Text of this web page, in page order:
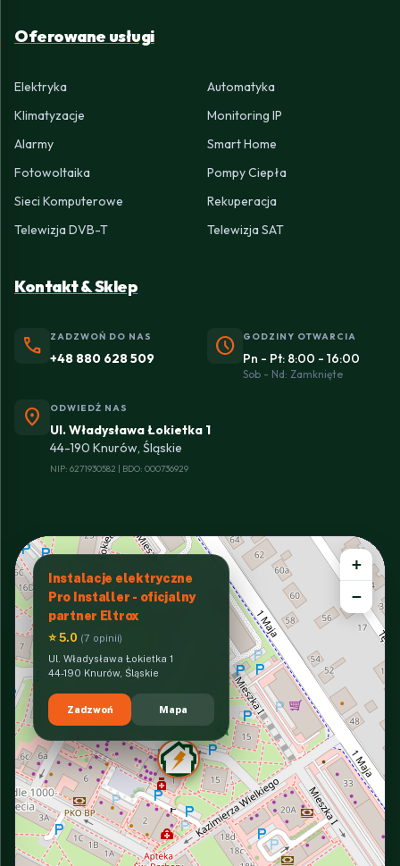
Oferowane usługi
Elektryka
Automatyka
Klimatyzacje
Monitoring IP
Alarmy
Smart Home
Fotowoltaika
Pompy Ciepła
Sieci Komputerowe
Rekuperacja
Telewizja DVB-T
Telewizja SAT
Kontakt & Sklep
phone ZADZWOŃ DO NAS
+48 880 628 509 schedule GODZINY OTWARCIA
Pn - Pt: 8:00 - 16:00
Sob - Nd: Zamknięte
location_on ODWIEDŹ NAS
Ul. Władysława Łokietka 1
44-190 Knurów, Śląskie
NIP: 6271930582 | BDO: 000736929
Instalacje elektryczne
Pro Installer - oficjalny
partner Eltrox
⭐ 5.0 (7 opinii)
Ul. Władysława Łokietka 1
44-190 Knurów, Śląskie
Zadzwoń Mapa
+
−